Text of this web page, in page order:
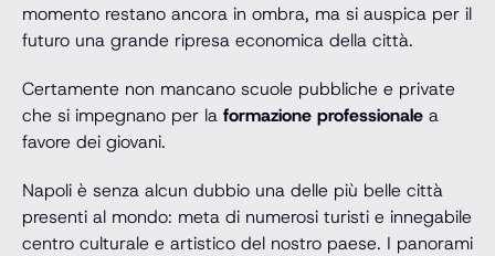
momento restano ancora in ombra, ma si auspica per il
futuro una grande ripresa economica della città.
Certamente non mancano scuole pubbliche e private
che si impegnano per la formazione professionale a
favore dei giovani.
Napoli è senza alcun dubbio una delle più belle città
presenti al mondo: meta di numerosi turisti e innegabile
centro culturale e artistico del nostro paese. I panorami